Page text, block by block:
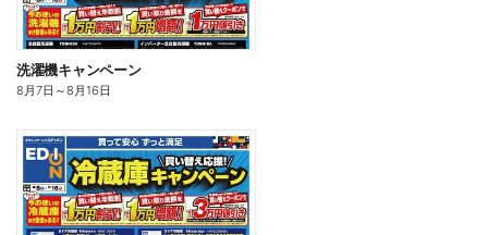
洗濯機キャンペーン
8月7日 ～8月16日